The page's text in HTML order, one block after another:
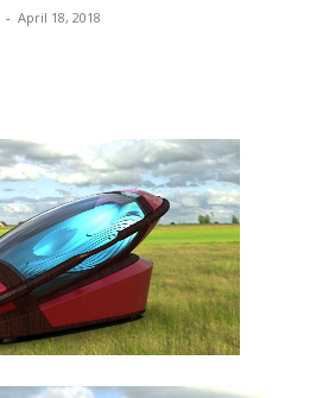
- April 18, 2018